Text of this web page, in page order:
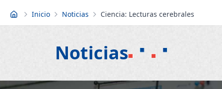
Inicio Inicio Noticias Ciencia: Lecturas cerebrales
Noticias